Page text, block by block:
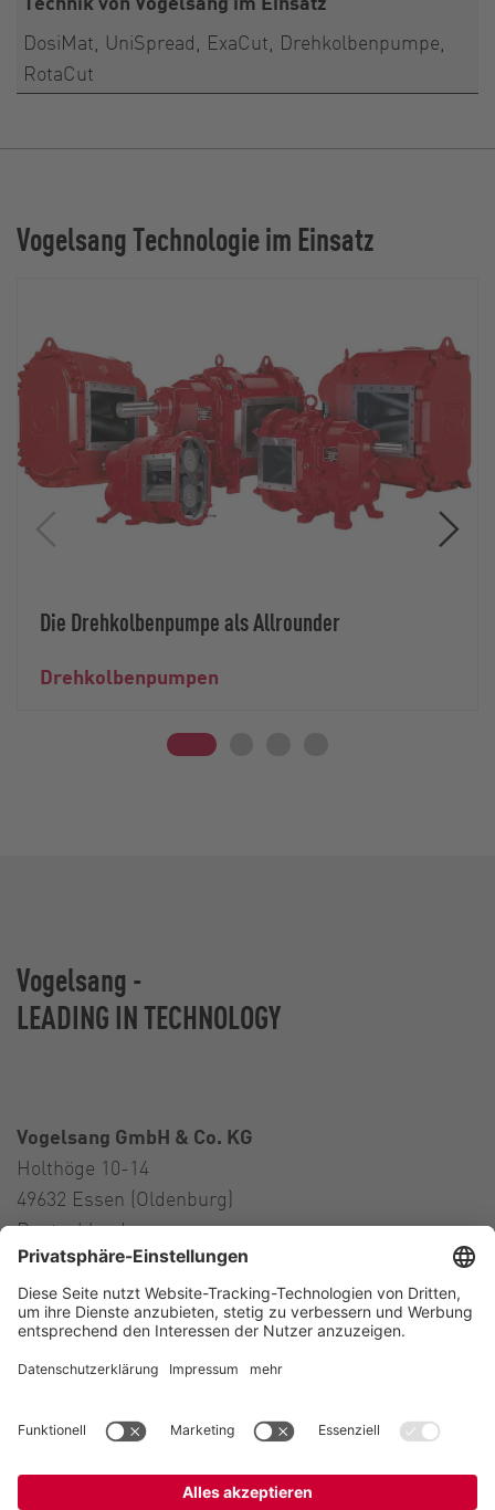
DosiMat, UniSpread, ExaCut, Drehkolbenpumpe,
RotaCut
Vogelsang Technologie im Einsatz
Die Drehkolbenpumpe als Allrounder
Drehkolbenpumpen
Vogelsang -
LEADING IN TECHNOLOGY
Vogelsang GmbH & Co. KG
Holthöge 10-14
49632 Essen (Oldenburg)
Deutschland
Kontakt
Tel.:+49 5434 83 0